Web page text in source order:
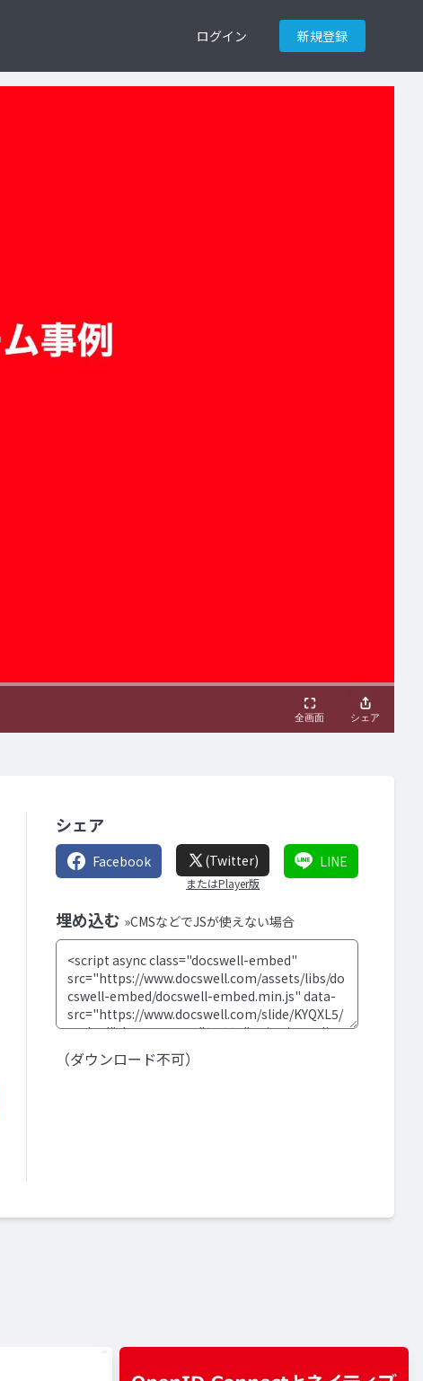
ログイン 新規登録
シェア
Facebook (Twitter)
またはPlayer版
LINE
埋め込む »CMSなどでJSが使えない場合
（ダウンロード不可）